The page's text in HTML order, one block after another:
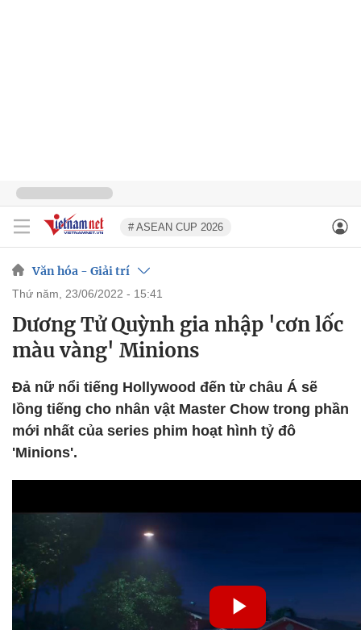
# ASEAN CUP 2026
Văn hóa - Giải trí
thứ năm, 23/06/2022 - 15:41
Dương Tử Quỳnh gia nhập 'cơn lốc
màu vàng' Minions
Đả nữ nổi tiếng Hollywood đến từ châu Á sẽ
lồng tiếng cho nhân vật Master Chow trong phần
mới nhất của series phim hoạt hình tỷ đô
'Minions'.